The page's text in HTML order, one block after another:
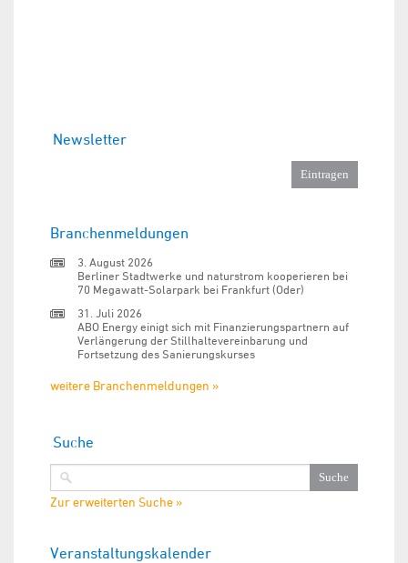
Newsletter
Branchenmeldungen
3. August 2026
Berliner Stadtwerke und naturstrom kooperieren bei
70 Megawatt-Solarpark bei Frankfurt (Oder)
31. Juli 2026
ABO Energy einigt sich mit Finanzierungspartnern auf
Verlängerung der Stillhaltevereinbarung und
Fortsetzung des Sanierungskurses
weitere Branchenmeldungen »
Suche
Zur erweiterten Suche »
Veranstaltungskalender